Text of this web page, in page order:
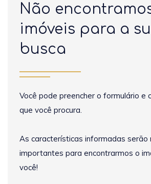
Não
imóveis para a
busca
Você pode preencher o formulário e
que você procura.
As características informadas serão
importantes para encontrarmos o
você!